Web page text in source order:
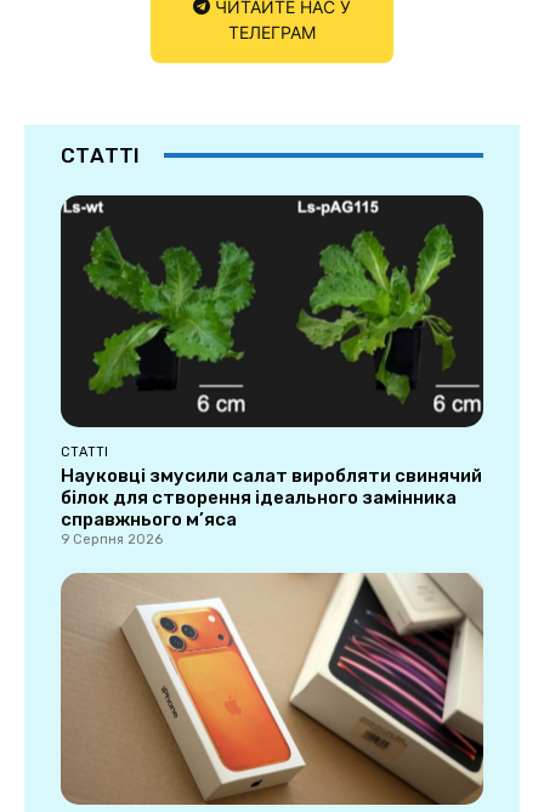
ЧИТАЙТЕ НАС У
ТЕЛЕГРАМ
СТАТТІ
СТАТТІ
Науковці змусили салат виробляти свинячий
білок для створення ідеального замінника
справжнього м’яса
9 Серпня 2026